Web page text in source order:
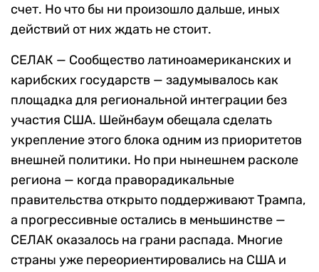
счет. Но что бы ни произошло дальше, иных
действий от них ждать не стоит.
СЕЛАК — Сообщество латиноамериканских и
карибских государств — задумывалось как
площадка для региональной интеграции без
участия США. Шейнбаум обещала сделать
укрепление этого блока одним из приоритетов
внешней политики. Но при нынешнем расколе
региона — когда праворадикальные
правительства открыто поддерживают Трампа,
а прогрессивные остались в меньшинстве —
СЕЛАК оказалось на грани распада. Многие
страны уже переориентировались на США и